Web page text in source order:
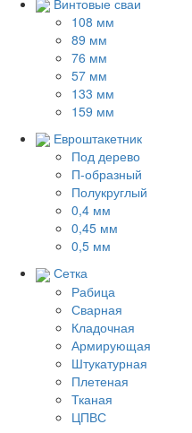
108 мм
89 мм
76 мм
57 мм
133 мм
159 мм
Евроштакетник
Под дерево
П-образный
Полукруглый
0,4 мм
0,45 мм
0,5 мм
Сетка
Рабица
Сварная
Кладочная
Армирующая
Штукатурная
Плетеная
Тканая
ЦПВС